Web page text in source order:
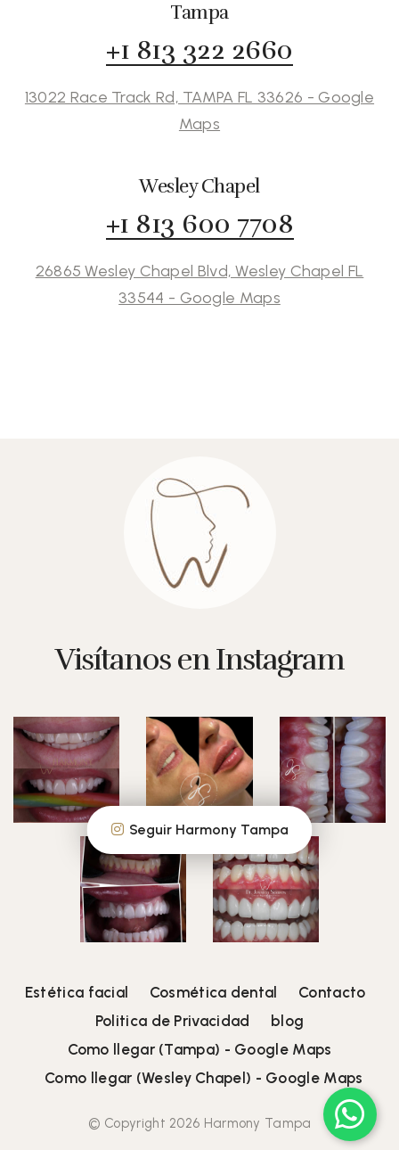
Tampa
+1 813 322 2660
13022 Race Track Rd, TAMPA FL 33626 - Google
Maps
Wesley Chapel
+1 813 600 7708
26865 Wesley Chapel Blvd, Wesley Chapel FL
33544 - Google Maps
Visítanos en Instagram
Seguir Harmony Tampa
© Copyright 2026 Harmony Tampa
Estética facial Cosmética dental
Contacto
Politica de Privacidad
blog
Como llegar (Tampa) - Google Maps
Como llegar (Wesley Chapel) - Google Maps